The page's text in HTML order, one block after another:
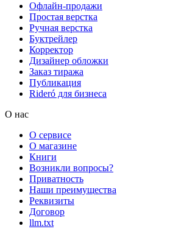
Офлайн-продажи
Простая верстка
Ручная верстка
Буктрейлер
Корректор
Дизайнер обложки
Заказ тиража
Публикация
Rideró для бизнеса
О нас
О сервисе
О магазине
Книги
Возникли вопросы?
Приватность
Наши преимущества
Реквизиты
Договор
llm.txt